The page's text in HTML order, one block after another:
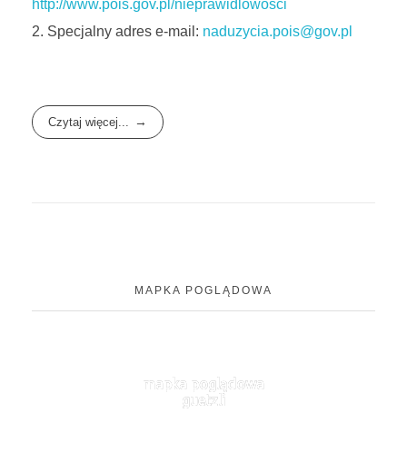
http://www.pois.gov.pl/nieprawidlowosci
Specjalny adres e-mail: naduzycia.pois@gov.pl
Czytaj więcej...
MAPKA POGLĄDOWA
mapka poglądowa
guetzli